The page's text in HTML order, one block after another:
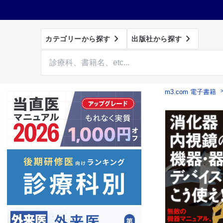
カテゴリーから探す  出版社から探す 
m3.com 電子書籍